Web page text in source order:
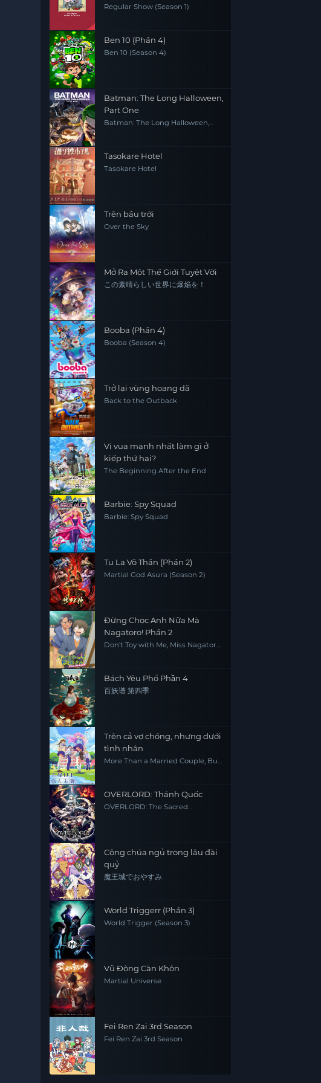
Regular Show (Season 1)
Ben 10 (Phần 4)
Ben 10 (Season 4)
Batman: The Long Halloween,
Part One
Batman: The Long Halloween,
Tasokare Hotel
Tasokare Hotel
Trên bầu trời
Over the Sky
Mở Ra Một Thế Giới Tuyệt Vời
この素晴らしい世界に爆焔を！
Booba (Phần 4)
Booba (Season 4)
Trở lại vùng hoang dã
Back to the Outback
Vị vua mạnh nhất làm gì ở
kiếp thứ hai?
The Beginning After the End
Barbie: Spy Squad
Barbie: Spy Squad
Tu La Võ Thần (Phần 2)
Martial God Asura (Season 2)
Đừng Chọc Anh Nữa Mà
Nagatoro! Phần 2
Don't Toy with Me, Miss Nagatoro
Bách Yêu Phổ Phần 4
百妖谱 第四季
Trên cả vợ chồng, nhưng dưới
tình nhân
More Than a Married Couple, But
OVERLORD: Thánh Quốc
OVERLORD: The Sacred
Công chúa ngủ trong lâu đài
quỷ
魔王城でおやすみ
World Triggerr (Phần 3)
World Trigger (Season 3)
Vũ Động Càn Khôn
Martial Universe
Fei Ren Zai 3rd Season
Fei Ren Zai 3rd Season